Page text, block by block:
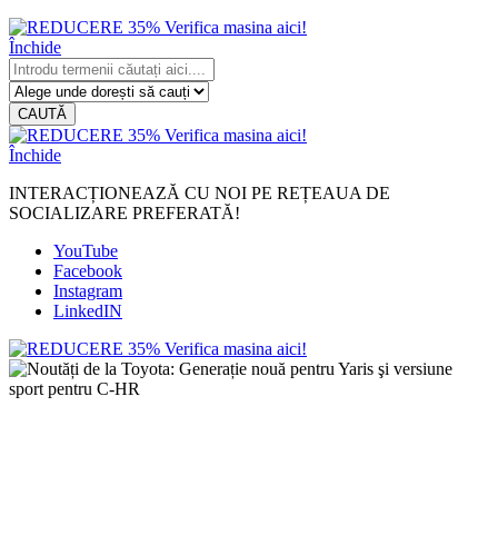
Închide
CAUTĂ
Închide
INTERACȚIONEAZĂ CU NOI PE REȚEAUA DE
SOCIALIZARE PREFERATĂ!
YouTube
Facebook
Instagram
LinkedIN